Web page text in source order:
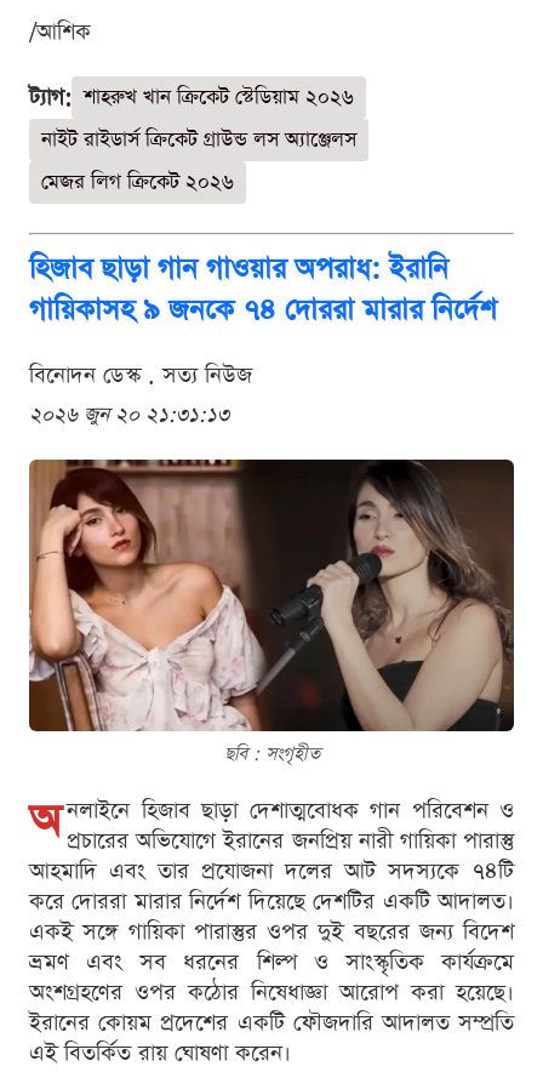
/আশিক
ট্যাগ: শাহরুখ খান ক্রিকেট স্টেডিয়াম ২০২৬
নাইট রাইডার্স ক্রিকেট গ্রাউন্ড লস অ্যাঞ্জেলস
মেজর লিগ ক্রিকেট ২০২৬
হিজাব ছাড়া গান গাওয়ার অপরাধ: ইরানি
গায়িকাসহ ৯ জনকে ৭৪ দোররা মারার নির্দেশ
বিনোদন ডেস্ক . সত্য নিউজ
২০২৬ জুন ২০ ২১:৩১:১৩
ছবি : সংগৃহীত
অ নলাইনে হিজাব ছাড়া দেশাত্মবোধক গান পরিবেশন ও
প্রচারের অভিযোগে ইরানের জনপ্রিয় নারী গায়িকা পারাস্তু
আহমাদি এবং তার প্রযোজনা দলের আট সদস্যকে ৭৪টি
করে দোররা মারার নির্দেশ দিয়েছে দেশটির একটি আদালত।
একই সঙ্গে গায়িকা পারাস্তুর ওপর দুই বছরের জন্য বিদেশ
ভ্রমণ এবং সব ধরনের শিল্প ও সাংস্কৃতিক কার্যক্রমে
অংশগ্রহণের ওপর কঠোর নিষেধাজ্ঞা আরোপ করা হয়েছে।
ইরানের কোয়ম প্রদেশের একটি ফৌজদারি আদালত সম্প্রতি
এই বিতর্কিত রায় ঘোষণা করেন।